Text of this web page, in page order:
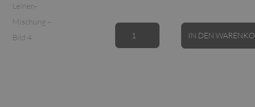
Elli/Lili
White
IN DEN